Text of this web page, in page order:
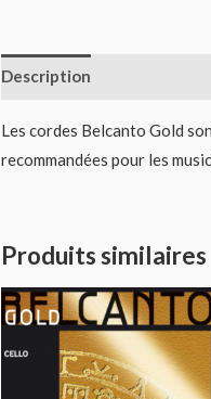
Description
Les cordes Belcanto Gold
recommandées pour les
Produits similaires